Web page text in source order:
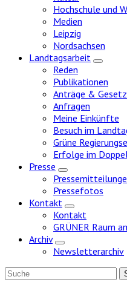
Hochschule und
Medien
Leipzig
Nordsachsen
Landtagsarbeit
Zeige
Reden
Publikationen
Anträge &
Anfragen
Meine Einkünfte
Besuch im
Grüne
Erfolge im
Presse
Zeige
Untermenü
Pressefotos
Kontakt
Zeige
Untermenü
Kontakt
GRÜNER Raum
Archiv
Zeige
Untermenü
Newsletterarchiv